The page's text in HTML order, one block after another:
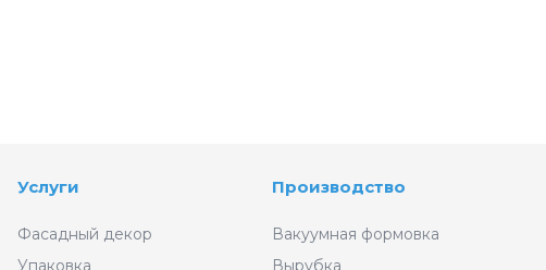
Услуги
Фасадный декор
Упаковка
Производство
Вакуумная формовка
Вырубка